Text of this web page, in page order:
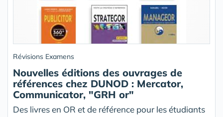
Révisions Examens
Nouvelles éditions des ouvrages de
références chez DUNOD : Mercator,
Communicator, "GRH or"
Des livres en OR et de référence pour les étudiants